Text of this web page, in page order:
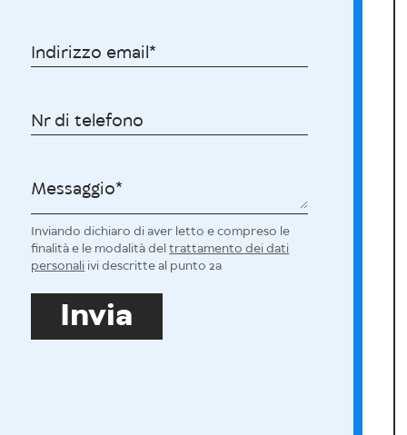
Indirizzo email
Nr di telefono
Messaggio
Inviando dichiaro di aver letto e compreso le
finalità e le modalità deltrattamento dei dati
personaliivi descritte al punto 2a
Invia